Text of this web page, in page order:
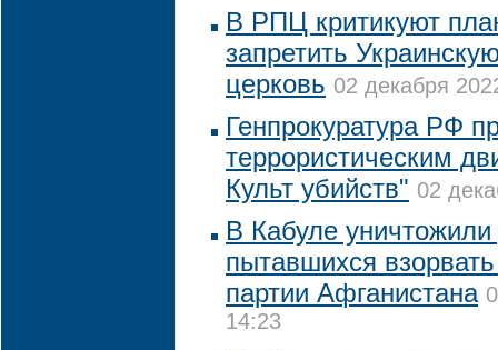
В РПЦ критикуют
запретить
церковь 02 декабря
Генпрокуратура РФ
террористическим
Культ убийств" 02
В Кабуле уничтожили
пытавшихся
партии Афганистана
14:23